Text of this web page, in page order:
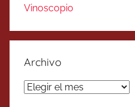
Vinoscopio
Archivo
Archivo